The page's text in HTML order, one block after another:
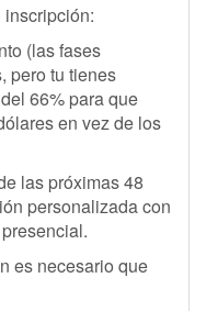
(las fases
pero tu tienes
66% para que
en vez de los
las próximas 48
personalizada con
es necesario que